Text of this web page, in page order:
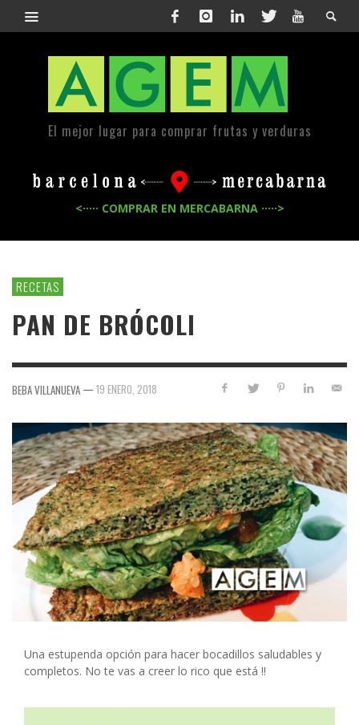
El mejor lugar para comprar frutas y verduras
<····· COMPRAR EN MERCABARNA ·····>
RECETAS
PAN DE BRÓCOLI
BEBA VILLANUEVA — 19 ENERO, 2018
Una estupenda opción para hacer bocadillos saludables y
completos. No te vas a creer lo rico que está !!